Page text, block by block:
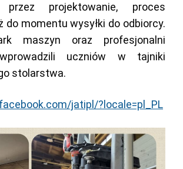
przez projektowanie, proces
do momentu wysyłki do odbiorcy.
maszyn oraz profesjonalni
uczniów w tajniki
stolarstwa.
jatipl/?locale=pl_PL